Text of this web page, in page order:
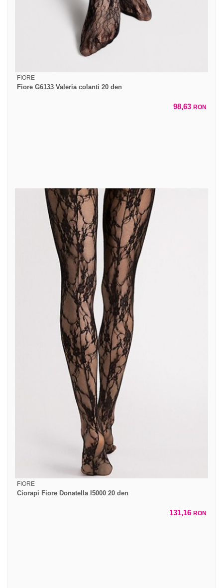
FIORE
Fiore G6133 Valeria colanti 20 den
98,63 RON
FIORE
Ciorapi Fiore Donatella I5000 20 den
131,16 RON